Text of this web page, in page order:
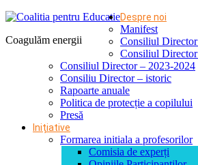
Coagulăm energii
Despre noi
Manifest
Consiliul
Consiliul
Consiliul Director – 2023-2024
Consiliu Director – istoric
Rapoarte anuale
Politica de protecție a copilului
Presă
Inițiative
Formarea initiala a profesorilor
Comisia de experți